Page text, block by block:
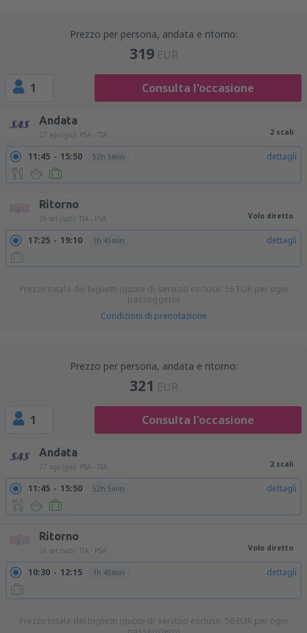
Prezzo per persona, andata e ritorno:
319 EUR
1 Consulta l'occasione
Andata
27 ago (gio) PSA - TIA 2 scali
11:45 15:50 52h 5min dettagli
Ritorno
26 set (sab) TIA - PSA Volo diretto
17:25 19:10 1h 45min dettagli
Prezzo totale dei biglietti (quote di servizio escluse: 56 EUR per ogni
passeggero)
Condizioni di prenotazione
Prezzo per persona, andata e ritorno:
321 EUR
1 Consulta l'occasione
Andata
27 ago (gio) PSA - TIA 2 scali
11:45 15:50 52h 5min dettagli
Ritorno
26 set (sab) TIA - PSA Volo diretto
10:30 12:15 1h 45min dettagli
Prezzo totale dei biglietti (quote di servizio escluse: 56 EUR per ogni